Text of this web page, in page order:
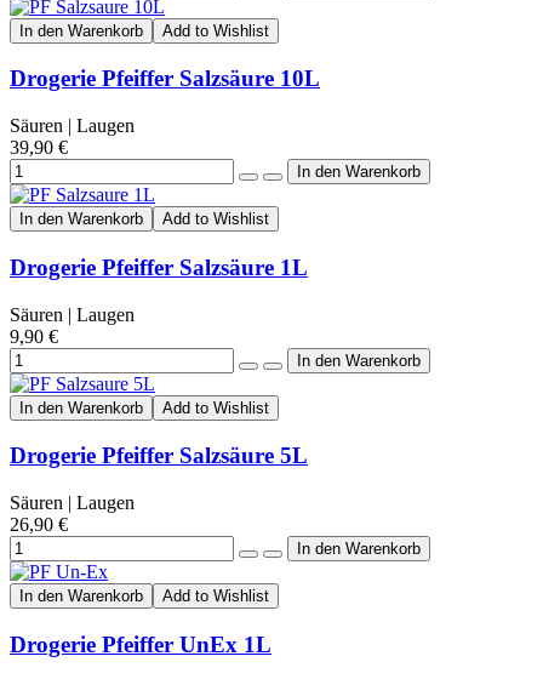
In den Warenkorb Add to Wishlist
Drogerie Pfeiffer Salzsäure 10L
Säuren | Laugen
39,90 €
In den Warenkorb Add to Wishlist
Drogerie Pfeiffer Salzsäure 1L
Säuren | Laugen
9,90 €
In den Warenkorb Add to Wishlist
Drogerie Pfeiffer Salzsäure 5L
Säuren | Laugen
26,90 €
In den Warenkorb Add to Wishlist
Drogerie Pfeiffer UnEx 1L